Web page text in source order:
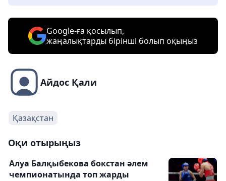
Google-ға қосылып,
жаңалықтарды бірінші болып оқыңыз
Айдос Қали
Қазақстан
Оқи отырыңыз
Алуа Балқыбекова бокстан әлем
чемпионатында топ жарды